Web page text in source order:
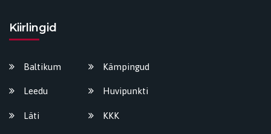
Kiirlingid
Baltikum
Leedu
Läti
Kämpingud
Huvipunkti
KKK